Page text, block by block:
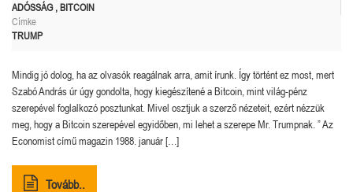
ADÓSSÁG, BITCOIN
Címke
TRUMP
Mindig jó dolog, ha az olvasók reagálnak arra, amit írunk. Így történt ez most, mert
Szabó András úr úgy gondolta, hogy kiegészítené a Bitcoin, mint világ-pénz
szerepével foglalkozó posztunkat. Mivel osztjuk a szerző nézeteit, ezért nézzük
meg, hogy a Bitcoin szerepével egyidőben, mi lehet a szerepe Mr. Trumpnak. ” Az
Economist című magazin 1988. január […]
Tovább..